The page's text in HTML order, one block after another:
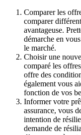
Comparer les
comparer
avantageuse.
démarche en
le marché.
Choisir une
comparé les
offre des
également vous
fonction de vos
Informer votre
assurance, vous
intention de
demande de